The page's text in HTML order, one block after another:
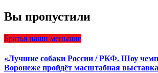
Вы пропустили
Братья наши меньшие
«Лучшие собаки России / РКФ. Шоу
Воронеже пройдёт масштабная выставка